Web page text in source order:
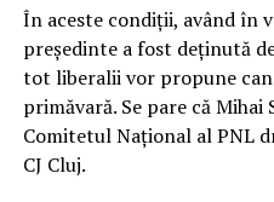
În aceste condiții, având în
președinte a fost deținută
tot liberalii vor propune
primăvară. Se pare că Mihai
Comitetul Național al PNL
CJ Cluj.